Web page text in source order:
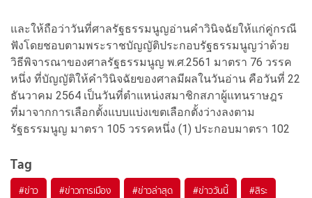
และให้ถือว่าวันที่ศาลรัฐธรรมนูญอ่านคําวินิจฉัยให้แก่คู่กรณี
ฟังโดยชอบตามพระราชบัญญัติประกอบรัฐธรรมนูญว่าด้วย
วิธีพิจารณาของศาลรัฐธรรมนูญ พ.ศ.2561 มาตรา 76 วรรค
หนึ่ง ที่บัญญัติให้คําวินิจฉัยของศาลมีผลในวันอ่าน คือวันที่ 22
ธันวาคม 2564 เป็นวันที่ตําแหน่งสมาชิกสภาผู้แทนราษฎร
ที่มาจากการเลือกตั้งแบบแบ่งเขตเลือกตั้งว่างลงตาม
รัฐธรรมนูญ มาตรา 105 วรรคหนึ่ง (1) ประกอบมาตรา 102
Tag
#ข่าว #ข่าวการเมือง #ข่าวล่าสุด #ข่าววันนี้ #สิระ